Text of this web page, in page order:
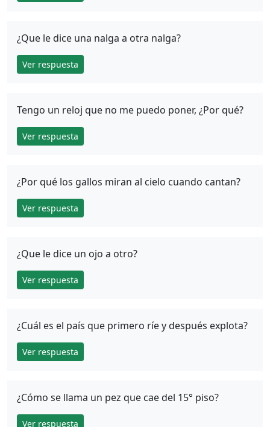
¿Que le dice una nalga a otra nalga?
Ver respuesta
Tengo un reloj que no me puedo poner, ¿Por qué?
Ver respuesta
¿Por qué los gallos miran al cielo cuando cantan?
Ver respuesta
¿Que le dice un ojo a otro?
Ver respuesta
¿Cuál es el país que primero ríe y después explota?
Ver respuesta
¿Cómo se llama un pez que cae del 15° piso?
Ver respuesta